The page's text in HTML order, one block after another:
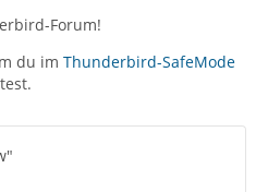
Forum!
du im Thunderbird-SafeMode